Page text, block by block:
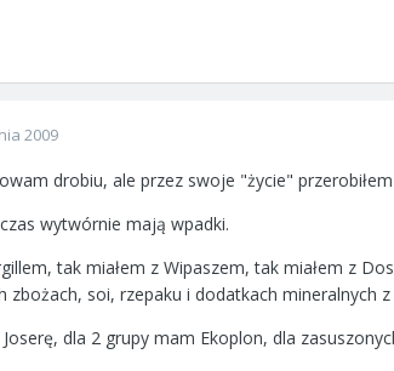
2009
drobiu, ale przez swoje "życie"
wytwórnie mają wpadki.
tak miałem z Wipaszem, tak miałem z
zbożach, soi, rzepaku i dodatkach mineralnych
dla 2 grupy mam Ekoplon, dla